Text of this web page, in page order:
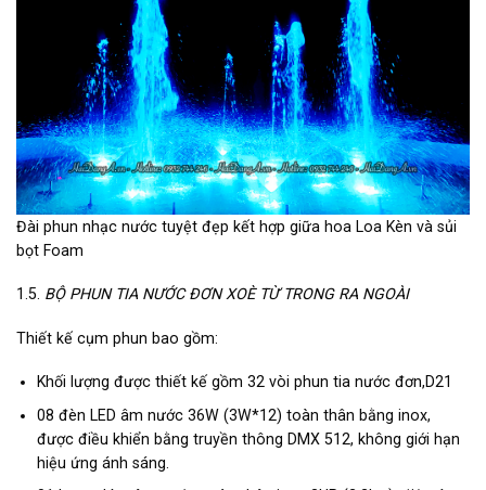
Đài phun nhạc nước tuyệt đẹp kết hợp giữa hoa Loa Kèn và sủi
bọt Foam
1.5. BỘ PHUN TIA NƯỚC ĐƠN XOÈ TỪ TRONG RA NGOÀI
Thiết kế cụm phun bao gồm:
Khối lượng được thiết kế gồm 32 vòi phun tia nước đơn,D21
08 đèn LED âm nước 36W (3W*12) toàn thân bằng inox,
được điều khiển bằng truyền thông DMX 512, không giới hạn
hiệu ứng ánh sáng.